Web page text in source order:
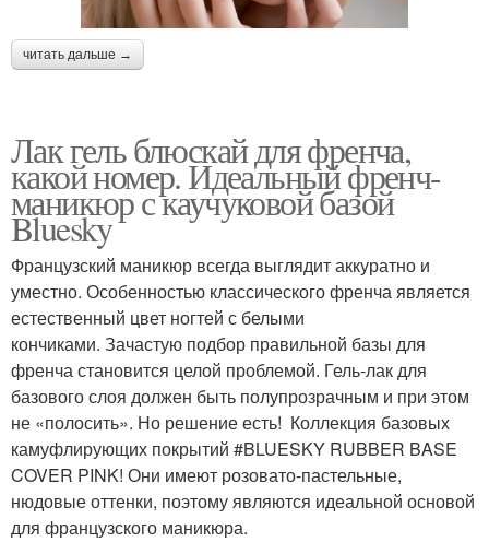
читать дальше →
Лак гель блюскай для френча,
какой номер. Идеальный френч-
маникюр с каучуковой базой
Bluesky
Французский маникюр всегда выглядит аккуратно и
уместно. Особенностью классического френча является
естественный цвет ногтей с белыми
кончиками. Зачастую подбор правильной базы для
френча становится целой проблемой. Гель-лак для
базового слоя должен быть полупрозрачным и при этом
не «полосить». Но решение есть! Коллекция базовых
камуфлирующих покрытий #BLUESKY RUBBER BASE
COVER PINK! Они имеют розовато-пастельные,
нюдовые оттенки, поэтому являются идеальной основой
для французского маникюра.